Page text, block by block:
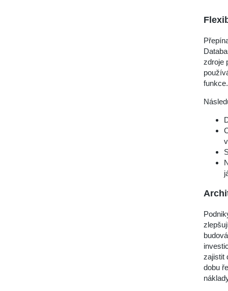
zdroje
funkce.
zajistit
dobu